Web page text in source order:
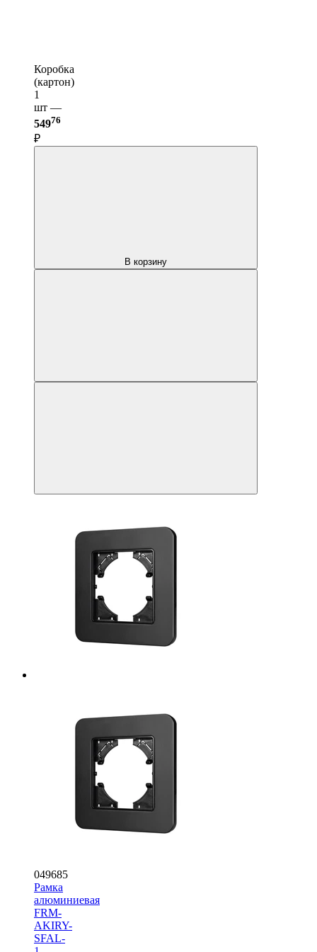
Коробка
(картон)
1
шт —
54976
₽
В корзину
049685
Рамка
алюминиевая
FRM-
AKIRY-
SFAL-